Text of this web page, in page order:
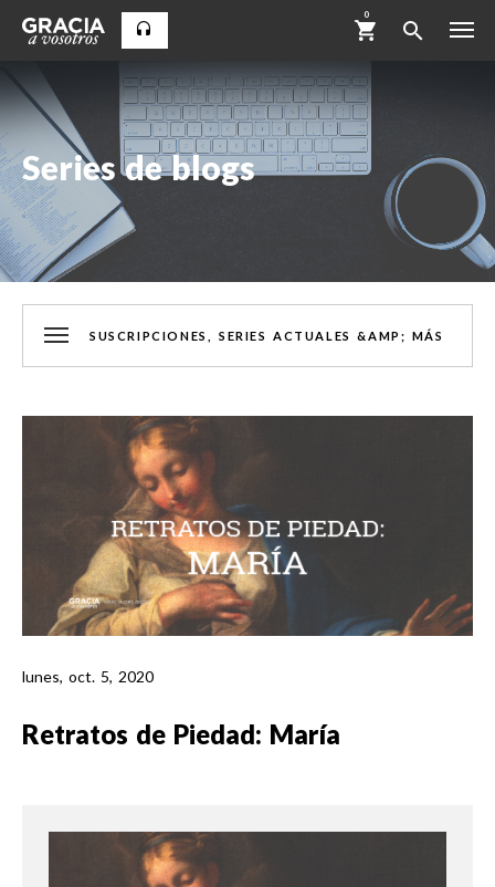
0
Series de blogs
SUSCRIPCIONES, SERIES ACTUALES &AMP; MÁS
lunes, oct. 5, 2020
Retratos de Piedad: María